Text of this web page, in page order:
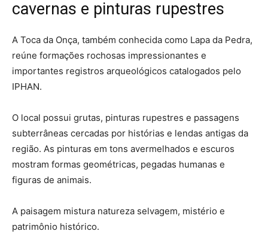
cavernas e pinturas rupestres
A Toca da Onça, também conhecida como Lapa da Pedra,
reúne formações rochosas impressionantes e
importantes registros arqueológicos catalogados pelo
IPHAN.
O local possui grutas, pinturas rupestres e passagens
subterrâneas cercadas por histórias e lendas antigas da
região. As pinturas em tons avermelhados e escuros
mostram formas geométricas, pegadas humanas e
figuras de animais.
A paisagem mistura natureza selvagem, mistério e
patrimônio histórico.